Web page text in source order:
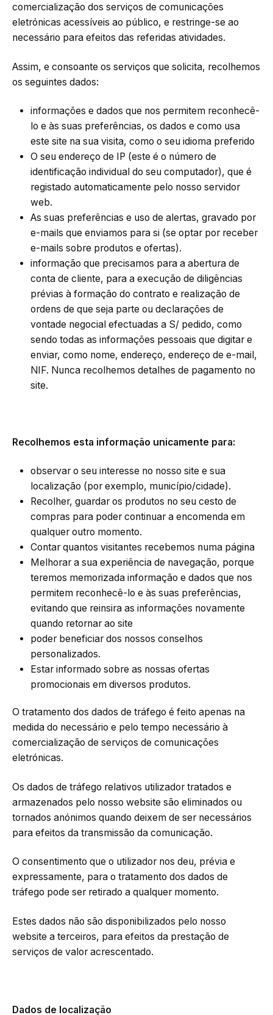
comercialização dos serviços de comunicações
eletrónicas acessíveis ao público, e restringe-se ao
necessário para efeitos das referidas atividades.
Assim, e consoante os serviços que solicita, recolhemos
os seguintes dados:
informações e dados que nos permitem reconhecê-
lo e às suas preferências, os dados e como usa
este site na sua visita, como o seu idioma preferido
O seu endereço de IP (este é o número de
identificação individual do seu computador), que é
registado automaticamente pelo nosso servidor
web.
As suas preferências e uso de alertas, gravado por
e-mails que enviamos para si (se optar por receber
e-mails sobre produtos e ofertas).
informação que precisamos para a abertura de
conta de cliente, para a execução de diligências
prévias à formação do contrato e realização de
ordens de que seja parte ou declarações de
vontade negocial efectuadas a S/ pedido, como
sendo todas as informações pessoais que digitar e
enviar, como nome, endereço, endereço de e-mail,
NIF. Nunca recolhemos detalhes de pagamento no
site.
Recolhemos esta informação unicamente para:
observar o seu interesse no nosso site e sua
localização (por exemplo, município/cidade).
Recolher, guardar os produtos no seu cesto de
compras para poder continuar a encomenda em
qualquer outro momento.
Contar quantos visitantes recebemos numa página
Melhorar a sua experiência de navegação, porque
teremos memorizada informação e dados que nos
permitem reconhecê-lo e às suas preferências,
evitando que reinsira as informações novamente
quando retornar ao site
poder beneficiar dos nossos conselhos
personalizados.
Estar informado sobre as nossas ofertas
promocionais em diversos produtos.
O tratamento dos dados de tráfego é feito apenas na
medida do necessário e pelo tempo necessário à
comercialização de serviços de comunicações
eletrónicas.
Os dados de tráfego relativos utilizador tratados e
armazenados pelo nosso website são eliminados ou
tornados anónimos quando deixem de ser necessários
para efeitos da transmissão da comunicação.
O consentimento que o utilizador nos deu, prévia e
expressamente, para o tratamento dos dados de
tráfego pode ser retirado a qualquer momento.
Estes dados não são disponibilizados pelo nosso
website a terceiros, para efeitos da prestação de
serviços de valor acrescentado.
Dados de localização